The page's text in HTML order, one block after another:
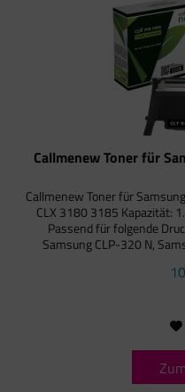
Callmenew Toner für
Callmenew Toner für
CLX 3180 3185 Kapazität:
Passend für folgende
Samsung CLP-320 N,